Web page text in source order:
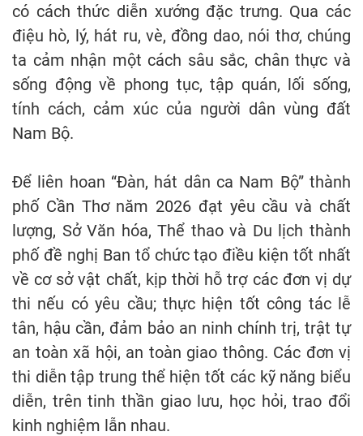
có cách thức diễn xướng đặc trưng. Qua các
điệu hò, lý, hát ru, vè, đồng dao, nói thơ, chúng
ta cảm nhận một cách sâu sắc, chân thực và
sống động về phong tục, tập quán, lối sống,
tính cách, cảm xúc của người dân vùng đất
Nam Bộ.
Để liên hoan “Đàn, hát dân ca Nam Bộ” thành
phố Cần Thơ năm 2026 đạt yêu cầu và chất
lượng, Sở Văn hóa, Thể thao và Du lịch thành
phố đề nghị Ban tổ chức tạo điều kiện tốt nhất
về cơ sở vật chất, kịp thời hỗ trợ các đơn vị dự
thi nếu có yêu cầu; thực hiện tốt công tác lễ
tân, hậu cần, đảm bảo an ninh chính trị, trật tự
an toàn xã hội, an toàn giao thông. Các đơn vị
thi diễn tập trung thể hiện tốt các kỹ năng biểu
diễn, trên tinh thần giao lưu, học hỏi, trao đổi
kinh nghiệm lẫn nhau.